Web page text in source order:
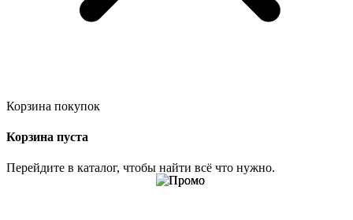
Корзина покупок
Корзина пуста
Перейдите в каталог, чтобы найти всё что нужно.